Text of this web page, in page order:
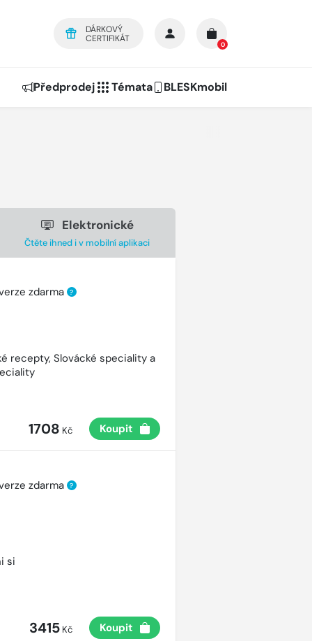
DÁRKOVÝ
CERTIFIKÁT
0
Předprodej Témata BLESKmobil
Elektronické
Čtěte ihned i v mobilní aplikaci
zdarma ?
recepty, Slovácké speciality a
1708 Kč Koupit
zdarma ?
si
3415Kč Koupit